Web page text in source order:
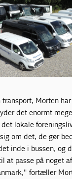
Morten
det enormt
lokale
om det, de gør
inde i bussen, og
at passe på noget
fortæller